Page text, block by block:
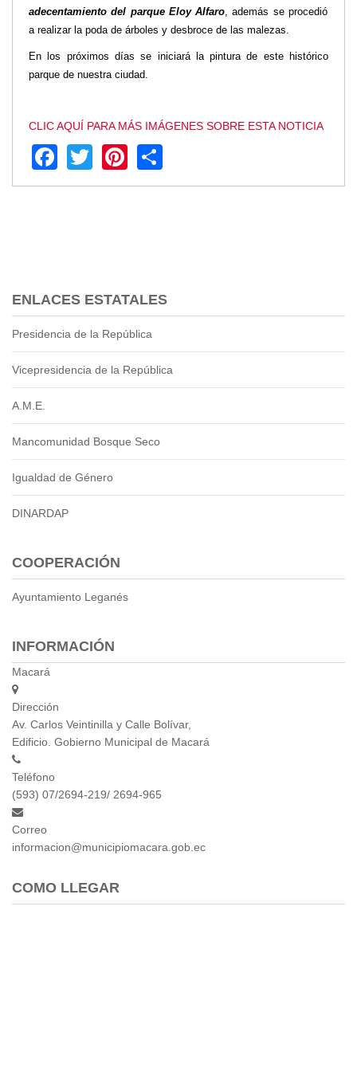
adecentamiento del parque Eloy Alfaro , además se procedió
a realizar la poda de árboles y desbroce de las malezas.
En los próximos días se iniciará la pintura de este histórico
parque de nuestra ciudad.
CLIC AQUÍ PARA MÁS IMÁGENES SOBRE ESTA NOTICIA
Facebook
TwitterPinterest
ENLACES ESTATALES
Presidencia de la República
Vicepresidencia de la República
A.M.E.
Mancomunidad Bosque Seco
Igualdad de Género
DINARDAP
COOPERACIÓN
Ayuntamiento Leganés
INFORMACIÓN
Macará
Dirección
Av. Carlos Veintinilla y Calle Bolívar,
Edificio. Gobierno Municipal de Macará
Teléfono
(593) 07/2694-219/ 2694-965
Correo
informacion@municipiomacara.gob.ec
COMO LLEGAR
Transparencia
GAD Macará
2020
2024
2023
2017
2015
2014
2012
EPRAMA
2022
2021
2020
2019
Protección de Derechos
2017
2015
GAD Macará
Empresa Pública de Vivienda
P.A.C. - P.O.A.
P.D.L - P.D.O.T.
GACETA TRIBUTARIA
Ordenanzas/Resoluciones